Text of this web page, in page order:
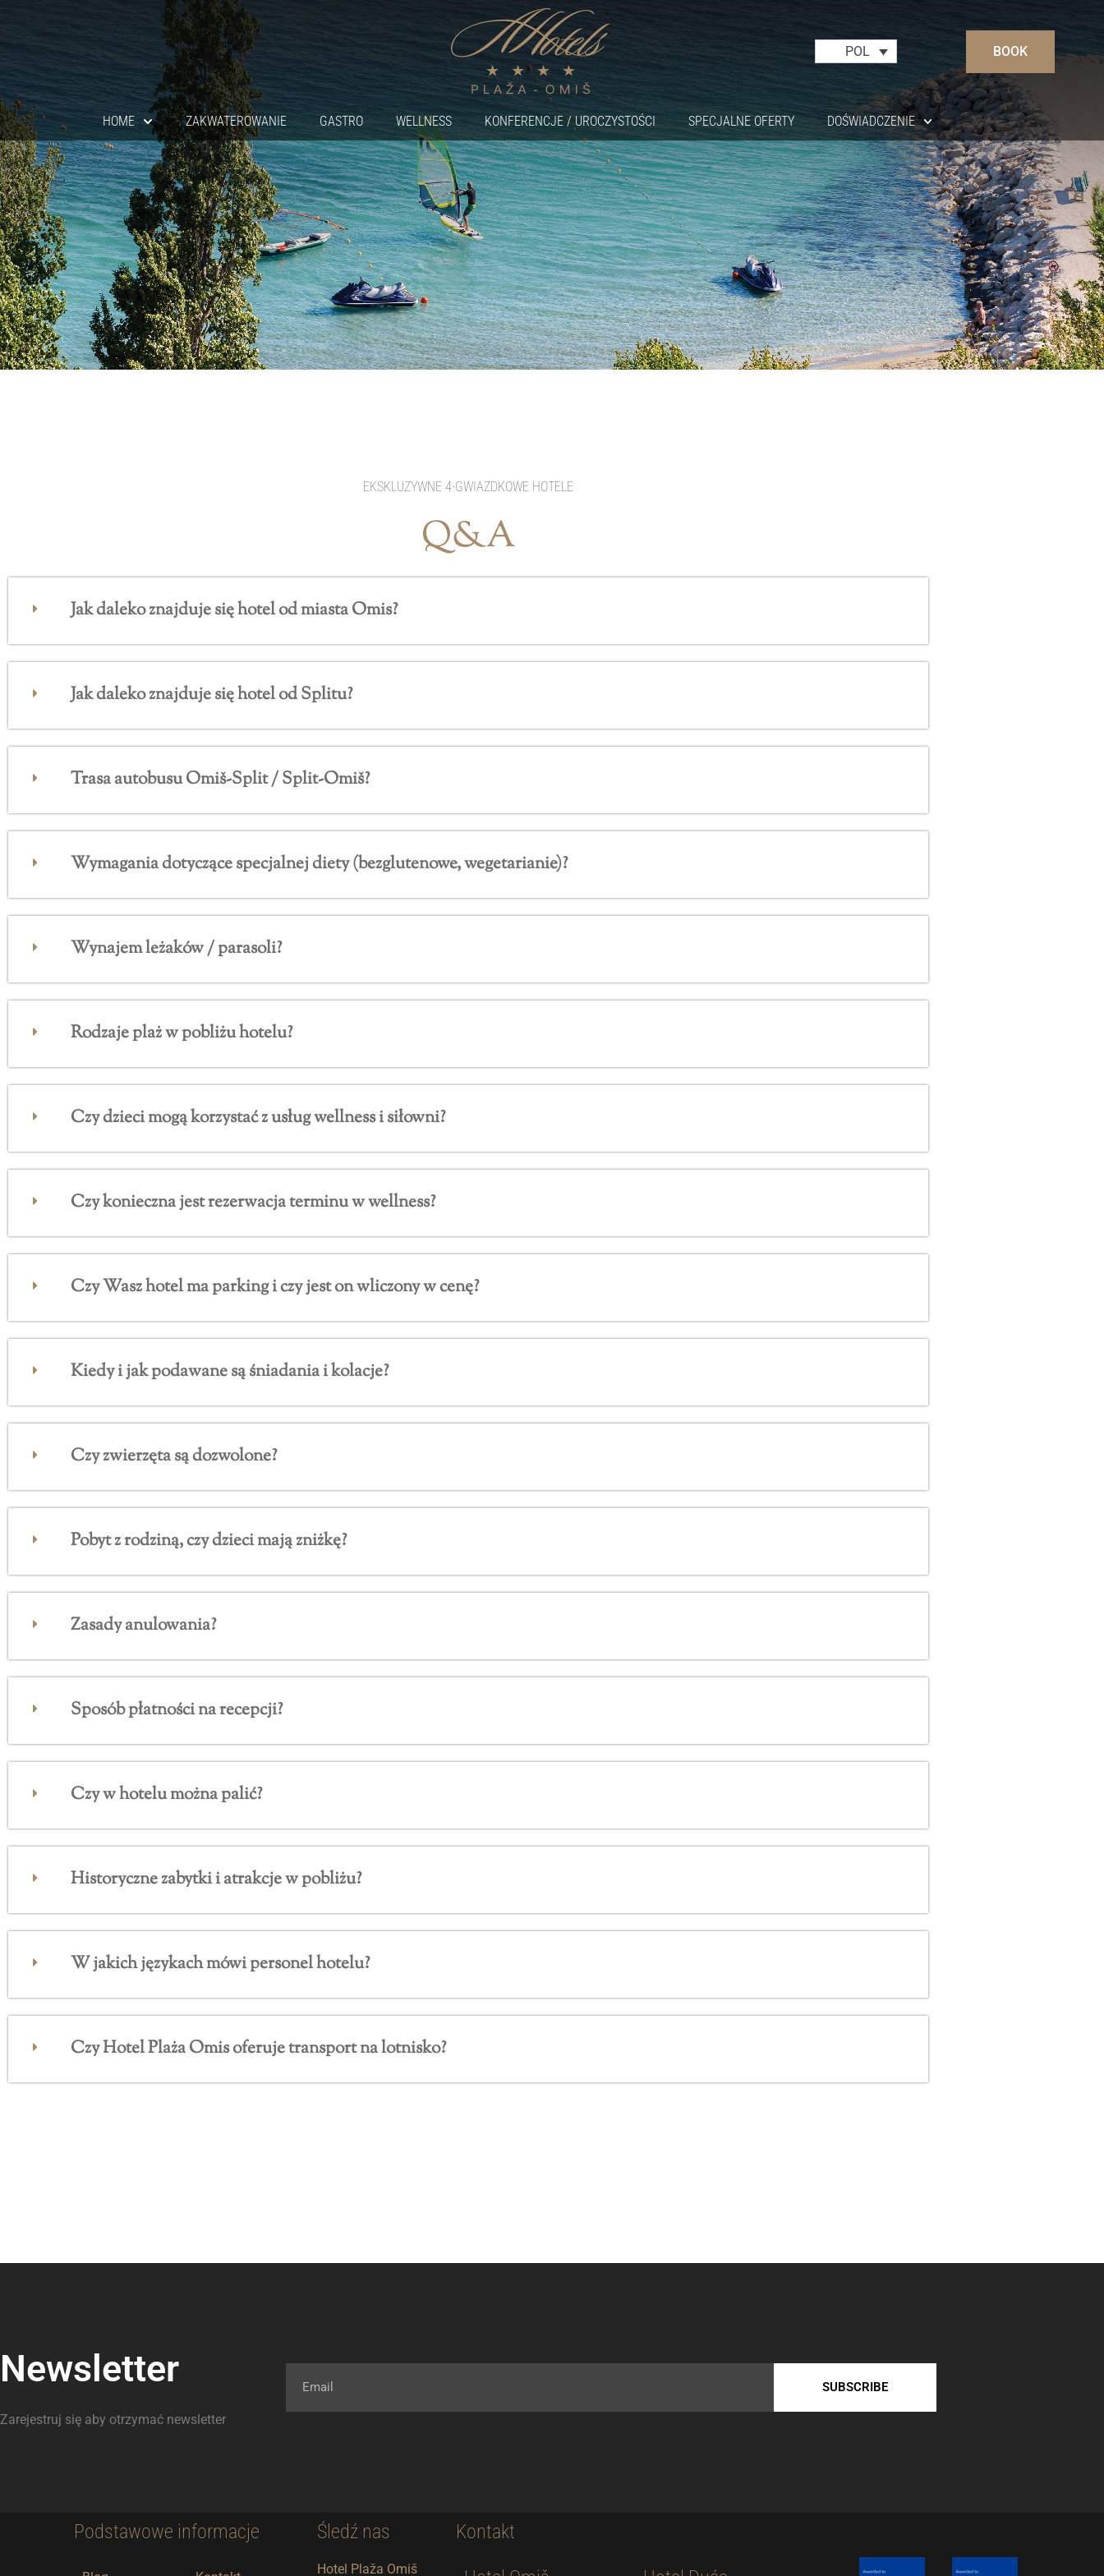
POL BOOK
HOME ZAKWATEROWANIE GASTRO WELLNESS KONFERENCJE / UROCZYSTOŚCI SPECJALNE OFERTY DOŚWIADCZENIE
EKSKLUZYWNE 4-GWIAZDKOWE HOTELE
Q&A
Jak daleko znajduje się hotel od miasta Omis?
Jak daleko znajduje się hotel od Splitu?
Trasa autobusu Omiš-Split / Split-Omiš?
Wymagania dotyczące specjalnej diety (bezglutenowe, wegetarianie)?
Wynajem leżaków / parasoli?
Rodzaje plaż w pobliżu hotelu?
Czy dzieci mogą korzystać z usług wellness i siłowni?
Czy konieczna jest rezerwacja terminu w wellness?
Czy Wasz hotel ma parking i czy jest on wliczony w cenę?
Kiedy i jak podawane są śniadania i kolacje?
Czy zwierzęta są dozwolone?
Pobyt z rodziną, czy dzieci mają zniżkę?
Zasady anulowania?
Sposób płatności na recepcji?
Czy w hotelu można palić?
Historyczne zabytki i atrakcje w pobliżu?
W jakich językach mówi personel hotelu?
Czy Hotel Plaża Omis oferuje transport na lotnisko?
Newsletter
Zarejestruj się aby otrzymać newsletter
SUBSCRIBE
Podstawowe informacje Śledź nas
Hotel Plaža Omiš
Kontakt